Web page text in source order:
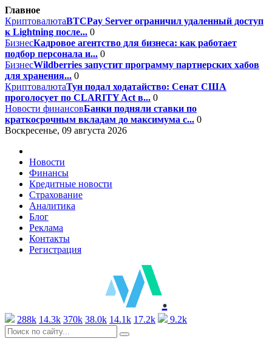
Главное
КриптовалютаBTCPay Server ограничил удаленный доступ
к Lightning после... 0
БизнесКадровое агентство для бизнеса: как работает
подбор персонала и... 0
БизнесWildberries запустит программу партнерских хабов
для хранения... 0
КриптовалютаТун подал ходатайство: Сенат США
проголосует по CLARITY Act в... 0
Новости финансовБанки подняли ставки по
краткосрочным вкладам до максимума с... 0
Воскресенье, 09 августа 2026
Новости
Финансы
Кредитные новости
Страхование
Аналитика
Блог
Реклама
Контакты
Регистрация
.
288k 14.3k 370k 38.0k 14.1k 17.2k 9.2k